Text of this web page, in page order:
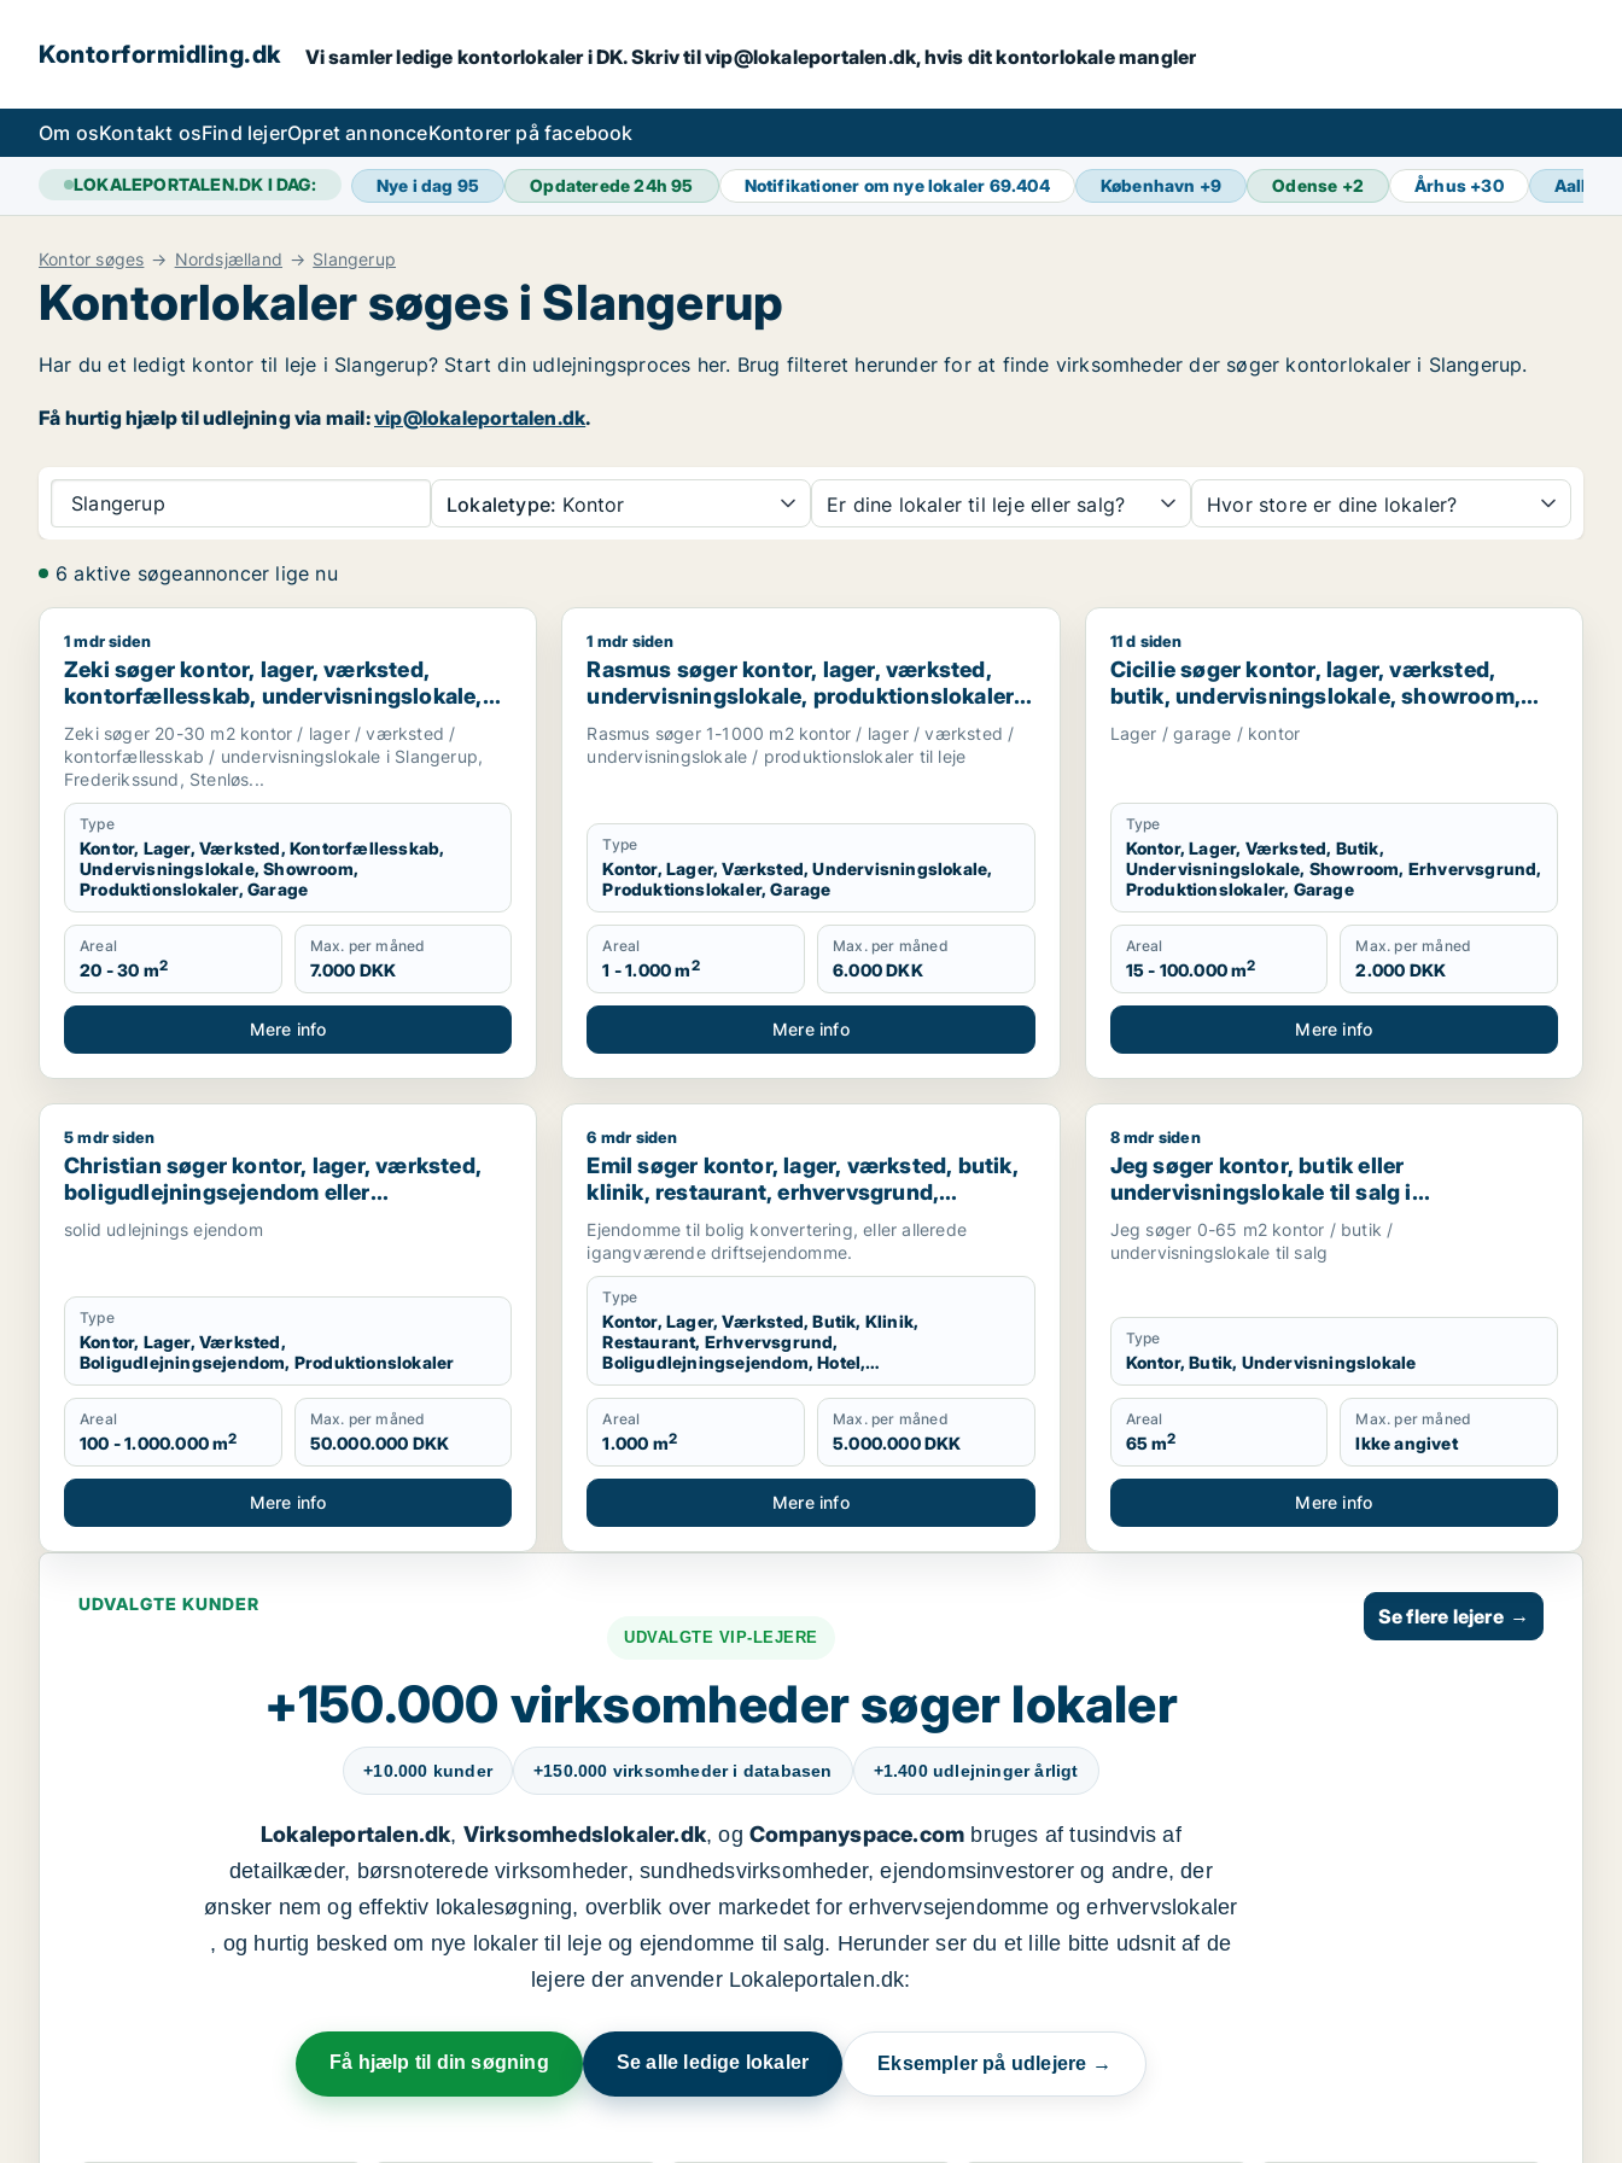
Kontorformidling.dk Vi samler ledige kontorlokaler i DK. Skriv til vip@lokaleportalen.dk, hvis dit kontorlokale mangler
Om osKontakt osFind lejerOpret annonceKontorer på facebook
LOKALEPORTALEN.DK I DAG: Nye i dag 95 Opdaterede 24h95 Notifikationer om nye lokaler 69.404 København +9 Odense +2 Århus +30 Aalborg
Kontor søges Nordsjælland Slangerup
Kontorlokaler søges i Slangerup
Har du et ledigt kontor til leje i Slangerup? Start din udlejningsproces her. Brug filteret herunder for at finde virksomheder der søger kontorlokaler i Slangerup.
Få hurtig hjælp til udlejning via mail:vip@lokaleportalen.dk.
Slangerup Lokaletype: Kontor Er dine lokaler til leje eller salg? Hvor store er dine lokaler?
6 aktive søgeannoncer lige nu
Zeki søger kontor, lager, værksted, kontorfællesskab, undervisningslokale, showroom, produktionslokaler eller garage til leje i Slangerup, Frederikssund eller
1 mdr siden
Zeki søger kontor, lager, værksted,
kontorfællesskab, undervisningslokale,
showroom, produktionslokaler eller
garage til leje i Slangerup, Frederikssund
eller Stenløse m.fl.
Zeki søger 20-30 m2 kontor / lager / værksted /
kontorfællesskab / undervisningslokale i Slangerup,
Frederikssund, Stenløs...
Type
Kontor, Lager, Værksted, Kontorfællesskab,
Undervisningslokale, Showroom,
Produktionslokaler, Garage
Areal
20 - 30 m2
Max. per måned
7.000 DKK
Mere info
Rasmus søger kontor, lager, værksted, undervisningslokale, produktionslokaler eller garage til leje i
1 mdr siden
Rasmus søger kontor, lager, værksted,
undervisningslokale, produktionslokaler
eller garage til leje i Slangerup,
Frederikssund eller Ølstykke m.fl.
Rasmus søger 1-1000 m2 kontor / lager / værksted /
undervisningslokale / produktionslokaler til leje
Type
Kontor, Lager, Værksted, Undervisningslokale,
Produktionslokaler, Garage
Areal
1 - 1.000 m2
Max. per måned
6.000 DKK
Mere info
Cicilie søger kontor, lager, værksted, butik,
11 d siden
Cicilie søger kontor, lager, værksted,
butik, undervisningslokale, showroom,
erhvervsgrund, produktionslokaler eller
garage til leje i Region Sjælland eller
Lager / garage / kontor
Type
Kontor, Lager, Værksted, Butik,
Undervisningslokale, Showroom, Erhvervsgrund,
Produktionslokaler, Garage
Areal
15 - 100.000 m2
Max. per måned
2.000 DKK
Mere info
Christian søger kontor, lager, værksted, boligudlejningsejendom eller produktionslokaler til salg i Nordsjælland, Roskilde eller Holbæk
5 mdr siden
Christian søger kontor, lager, værksted,
boligudlejningsejendom eller
produktionslokaler til salg i Nordsjælland,
Roskilde eller Holbæk
solid udlejnings ejendom
Type
Kontor, Lager, Værksted,
Boligudlejningsejendom, Produktionslokaler
Areal
100 - 1.000.000 m2
Max. per måned
50.000.000 DKK
Mere info
Emil søger kontor, lager, værksted, butik, klinik, restaurant, erhvervsgrund, boligudlejningsejendom, hotel,
6 mdr siden
Emil søger kontor, lager, værksted, butik,
klinik, restaurant, erhvervsgrund,
boligudlejningsejendom, hotel,
produktionslokaler eller garage til salg i
Nordsjælland
Ejendomme til bolig konvertering, eller allerede
igangværende driftsejendomme.
Type
Kontor, Lager, Værksted, Butik, Klinik,
Restaurant, Erhvervsgrund,
Boligudlejningsejendom, Hotel,
Produktionslokaler, Garage
Areal
1.000 m2
Max. per måned
5.000.000 DKK
Mere info
Jeg søger kontor, butik eller undervisningslokale til
8 mdr siden
Jeg søger kontor, butik eller
undervisningslokale til salg i
Storkøbenhavn, Nordsjælland eller Fyn
m.fl.
Jeg søger 0-65 m2 kontor / butik /
undervisningslokale til salg
Type
Kontor, Butik, Undervisningslokale
Areal
65 m2
Max. per måned
Ikke angivet
Mere info
UDVALGTE KUNDER
UDVALGTE VIP-LEJERE
+150.000 virksomheder søger lokaler
+10.000 kunder +150.000 virksomheder i databasen +1.400 udlejninger årligt
Lokaleportalen.dk, Virksomhedslokaler.dk, og Companyspace.com bruges af tusindvis af
detailkæder, børsnoterede virksomheder, sundhedsvirksomheder, ejendomsinvestorer og andre, der
ønsker nem og effektiv lokalesøgning, overblik over markedet for erhvervsejendomme og erhvervslokaler
, og hurtig besked om nye lokaler til leje og ejendomme til salg. Herunder ser du et lille bitte udsnit af de
lejere der anvender Lokaleportalen.dk:
Få hjælp til din søgning Se alle ledige lokaler Eksempler på udlejere →
Se flere lejere →